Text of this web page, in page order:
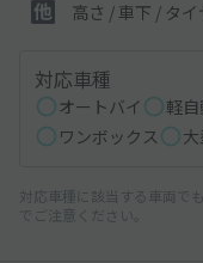
高さ / 車下 / タ
対応車種
オートバイ 軽
ワンボックス
対応車種に該当する車両で
でご注意ください。